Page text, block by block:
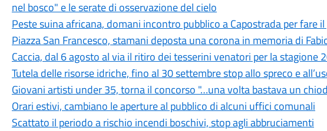
nel bosco" e le serate di osservazione del cielo
Peste suina africana, domani incontro pubblico a Capostrada per fare
Piazza San Francesco, stamani deposta una corona in memoria di
Caccia, dal 6 agosto al via il ritiro dei tesserini venatori per la stagione
Tutela delle risorse idriche, fino al 30 settembre stop allo spreco e
Giovani artisti under 35, torna il concorso "…una volta bastava un
Orari estivi, cambiano le aperture al pubblico di alcuni uffici comunali
Scattato il periodo a rischio incendi boschivi, stop agli abbruciamenti